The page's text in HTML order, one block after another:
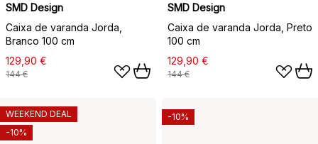
SMD Design
Caixa de varanda Jorda,
Branco 100 cm
129,90 €
144 €
SMD Design
Caixa de varanda Jorda, Preto
100 cm
129,90 €
144 €
WEEKEND DEAL
-10%
-10%